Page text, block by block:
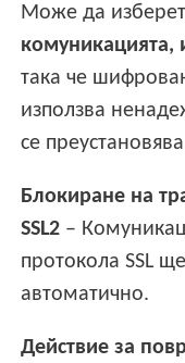
Може да
комуникацията,
така че
използва
се
Блокиране на
SSL2 –
протокола SSL
автоматично.
Действие за